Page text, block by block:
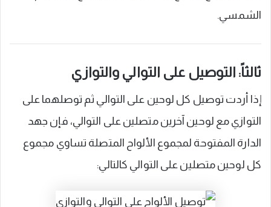
الشمسي.
ثالثاً: التوصيل على التوالي والتوازي
إذا أردت توصيل كل لوحين على التوالي ثم توصلهما على
التوازي مع لوحين آخرين متصلين على التوالي، فإن جهد
الدارة المفتوحة لمجموع الألواح المتصلة تساوي مجموع
كل لوحين متصلين على التوالي كالتالي: